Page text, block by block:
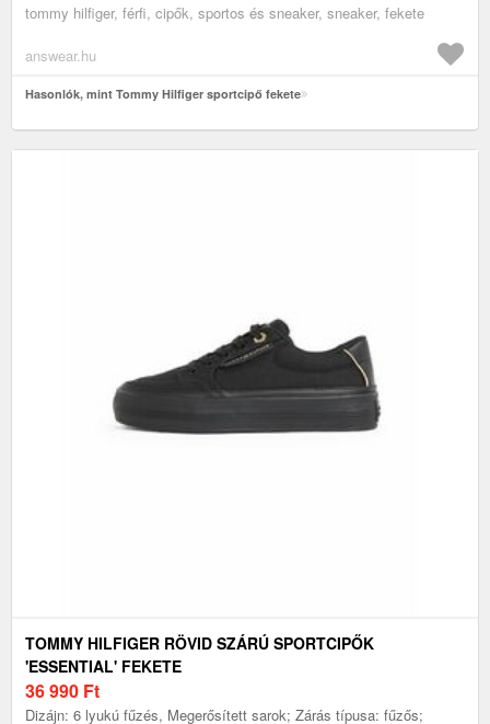
tommy hilfiger, férfi, cipők, sportos és sneaker, sneaker, fekete
answear.hu
Hasonlók, mint Tommy Hilfiger sportcipő fekete
TOMMY HILFIGER RÖVID SZÁRÚ SPORTCIPŐK
'ESSENTIAL' FEKETE
36 990 Ft
Dizájn: 6 lyukú fűzés, Megerősített sarok; Zárás típusa: fűzős;